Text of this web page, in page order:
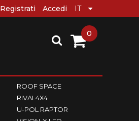
Registrati Accedi
ROOF SPACE
RIVAL4X4
U-POL RAPTOR
0